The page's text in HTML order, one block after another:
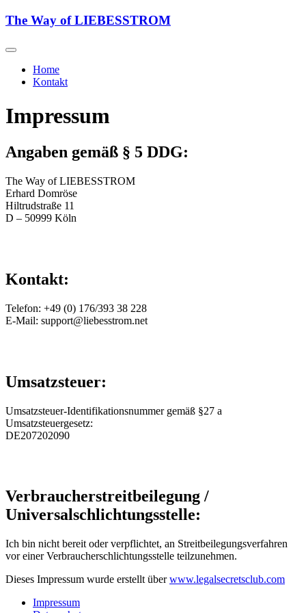
Skip
The Way of LIEBESSTROM
Home
Kontakt
Impressum
Angaben gemäß § 5 DDG:
The Way of LIEBESSTROM
Erhard Domröse
Hiltrudstraße 11
D – 50999 Köln
Kontakt:
Telefon: +49 (0) 176/393 38 228
E-Mail: support@liebesstrom.net
Umsatzsteuer:
Umsatzsteuer-Identifikationsnummer gemäß §27 a
Umsatzsteuergesetz:
DE207202090
Verbraucherstreitbeilegung /
Universalschlichtungsstelle:
Ich bin nicht bereit oder verpflichtet, an Streitbeilegungsverfahren
vor einer Verbraucherschlichtungsstelle teilzunehmen.
Dieses Impressum wurde erstellt überwww.legalsecretsclub.com
Impressum